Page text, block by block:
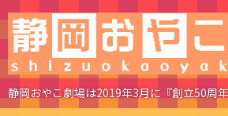
静岡おやこ劇場は2019年3月に『創立50周